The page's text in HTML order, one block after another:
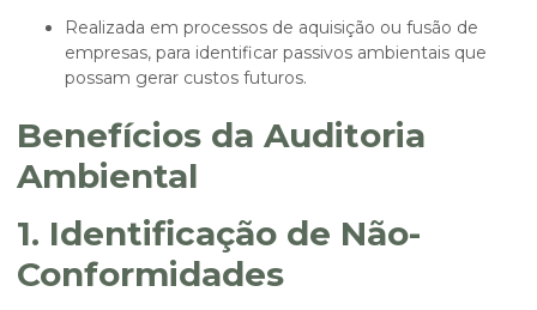
Realizada em processos de aquisição ou fusão de
empresas, para identificar passivos ambientais que
possam gerar custos futuros.
Benefícios da Auditoria
Ambiental
1. Identificação de Não-
Conformidades